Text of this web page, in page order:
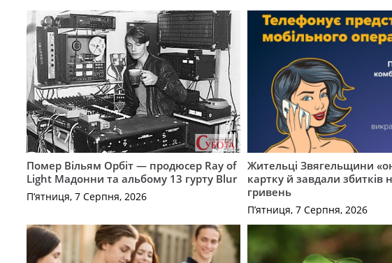
Помер Вільям Орбіт — продюсер Ray of
Light Мадонни та альбому 13 гурту Blur
П’ятниця, 7 Серпня, 2026
Жительці Звягельщини
картку й завдали збитків
гривень
П’ятниця, 7 Серпня, 2026